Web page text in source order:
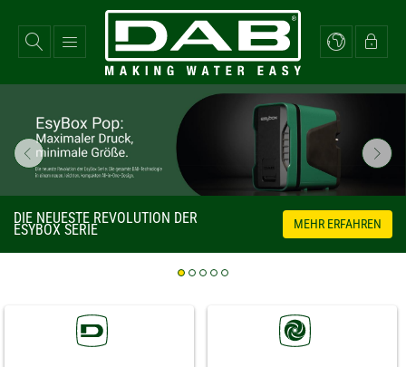
zum
Inhalt
DIE NEUESTE REVOLUTION DER
ESYBOX SERIE MEHR ERFAHREN
prev next